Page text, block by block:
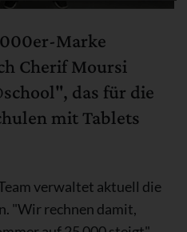
Marke
Cherif Moursi
das für die
mit Tablets
verwaltet aktuell die
"Wir rechnen damit,